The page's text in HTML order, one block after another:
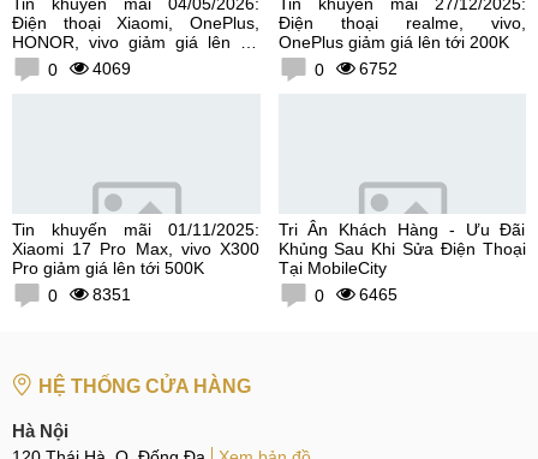
Điện thoại Xiaomi, OnePlus,
HONOR, vivo giảm giá lên tới
300K0 4069
Điện thoại realme, vivo,
OnePlus giảm giá lên tới 200K
0
6752
Tin khuyến mãi 01/11/2025:
Xiaomi 17 Pro Max, vivo X300
Pro giảm giá lên tới 500K
0
8351
Tri Ân Khách Hàng - Ưu Đãi
Khủng Sau Khi Sửa Điện Thoại
Tại MobileCity
0
6465
HỆ THỐNG CỬA HÀNG
Hà Nội